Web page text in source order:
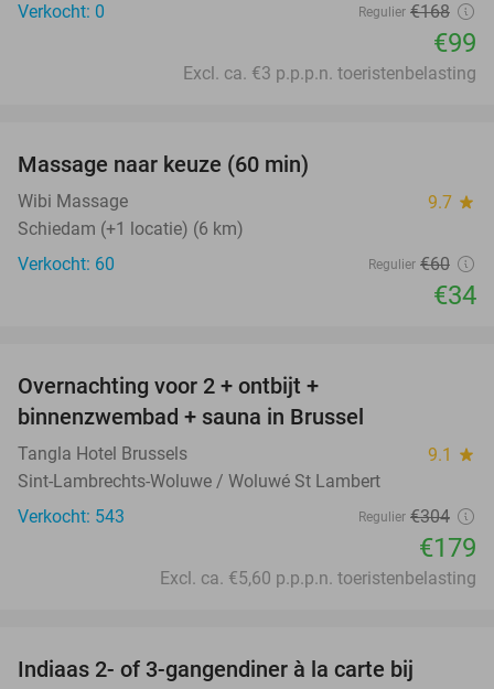
Verkocht: 0
Regulier €168
€99
Excl. ca. €3 p.p.p.n. toeristenbelasting
Massage naar keuze (60 min)
Wibi Massage 9.7 star
Schiedam (+1 locatie) (6 km)
Verkocht: 60
Regulier €60
€34
Overnachting voor 2 + ontbijt +
binnenzwembad + sauna in Brussel
Tangla Hotel Brussels 9.1 star
Sint-Lambrechts-Woluwe / Woluwé St Lambert
Verkocht: 543
Regulier €304
€179
Excl. ca. €5,60 p.p.p.n. toeristenbelasting
Indiaas 2- of 3-gangendiner à la carte bij